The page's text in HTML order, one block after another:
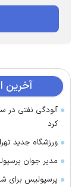
آخرین
آلودگی نفتی در
کرد
ورزشگاه جدید
مدیر جوان
پرسپولیس برای